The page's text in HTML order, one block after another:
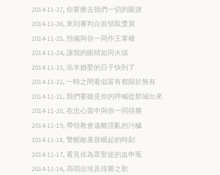
2014-11-27, 你要擦去我們一切的眼淚
2014-11-26, 來到審判台前領取獎賞
2014-11-25, 預備與你一同作王掌權
2014-11-24, 讓我的眼睛如同火燄
2014-11-23, 羔羊婚娶的日子快到了
2014-11-22, 一時之間看似富有都歸於無有
2014-11-21, 我們要聽見你的呼喊從那城出來
2014-11-20, 在忠心當中與你一同得勝
2014-11-19, 帶領教會遠離淫亂的污穢
2014-11-18, 警醒敵基督崛起的時刻
2014-11-17, 看見你為眾聖徒的血申冤
2014-11-16, 高唱出埃及得勝之歌